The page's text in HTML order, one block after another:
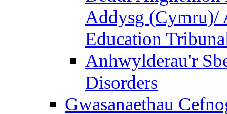
Addysg (Cymru)/
Education
Anhwylderau'r
Disorders
Gwasanaethau